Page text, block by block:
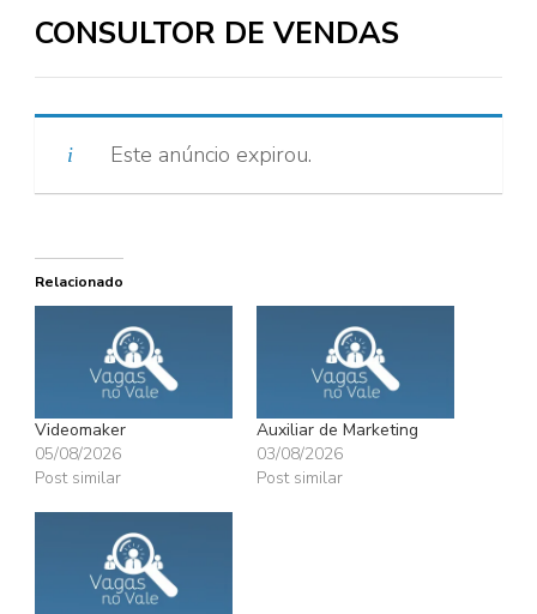
CONSULTOR DE VENDAS
Este anúncio expirou.
Relacionado
Videomaker
05/08/2026
Post similar
Auxiliar de Marketing
03/08/2026
Post similar